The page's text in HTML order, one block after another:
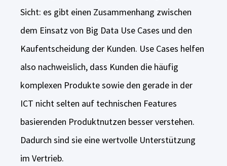
Sicht: es gibt einen Zusammenhang zwischen
dem Einsatz von Big Data Use Cases und den
Kaufentscheidung der Kunden. Use Cases helfen
also nachweislich, dass Kunden die häufig
komplexen Produkte sowie den gerade in der
ICT nicht selten auf technischen Features
basierenden Produktnutzen besser verstehen.
Dadurch sind sie eine wertvolle Unterstützung
im Vertrieb.